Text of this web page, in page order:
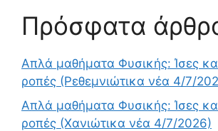
Πρόσφατα
Απλά μαθήματα Φυσικής: Ίσες
ροπές (Ρεθεμνιώτικα νέα 4/7/
Απλά μαθήματα Φυσικής: Ίσες
ροπές (Χανιώτικα νέα 4/7/2026)